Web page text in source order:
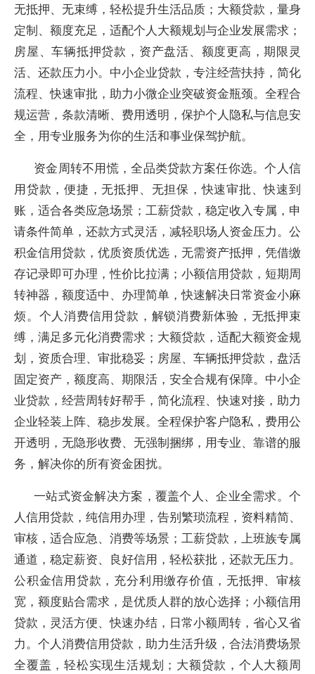
无抵押、无束缚，轻松提升生活品质；大额贷款，量身
定制、额度充足，适配个人大额规划与企业发展需求；
房屋、车辆抵押贷款，资产盘活、额度更高，期限灵
活、还款压力小。中小企业贷款，专注经营扶持，简化
流程、快速审批，助力小微企业突破资金瓶颈。全程合
规运营，条款清晰、费用透明，保护个人隐私与信息安
全，用专业服务为你的生活和事业保驾护航。
资金周转不用慌，全品类贷款方案任你选。个人信
用贷款，便捷，无抵押、无担保，快速审批、快速到
账，适合各类应急场景；工薪贷款，稳定收入专属，申
请条件简单，还款方式灵活，减轻职场人资金压力。公
积金信用贷款，优质资质优选，无需资产抵押，凭借缴
存记录即可办理，性价比拉满；小额信用贷款，短期周
转神器，额度适中、办理简单，快速解决日常资金小麻
烦。个人消费信用贷款，解锁消费新体验，无抵押束
缚，满足多元化消费需求；大额贷款，适配大额资金规
划，资质合理、审批稳妥；房屋、车辆抵押贷款，盘活
固定资产，额度高、期限活，安全合规有保障。中小企
业贷款，经营周转好帮手，简化流程、快速对接，助力
企业轻装上阵、稳步发展。全程保护客户隐私，费用公
开透明，无隐形收费、无强制捆绑，用专业、靠谱的服
务，解决你的所有资金困扰。
一站式资金解决方案，覆盖个人、企业全需求。个
人信用贷款，纯信用办理，告别繁琐流程，资料精简、
审核，适合应急、消费等场景；工薪贷款，上班族专属
通道，稳定薪资、良好信用，轻松获批，还款无压力。
公积金信用贷款，充分利用缴存价值，无抵押、审核
宽，额度贴合需求，是优质人群的放心选择；小额信用
贷款，灵活方便、快速办结，日常小额周转，省心又省
力。个人消费信用贷款，助力生活升级，合法消费场景
全覆盖，轻松实现生活规划；大额贷款，个人大额周